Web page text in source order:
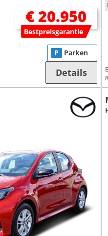
€ 20.950
Bestpreisgarantie
P Parken
Details